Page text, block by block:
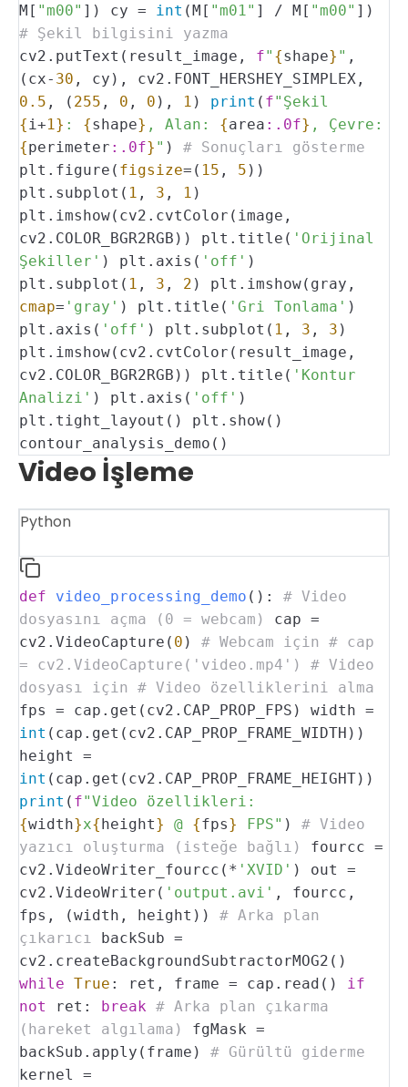
M[ "m00" ]) cy = int (M[ "m01" ] / M[ "m00" ])
# Şekil bilgisini yazma
cv2.putText(result_image, f" {shape} " ,
(cx- 30 , cy), cv2.FONT_HERSHEY_SIMPLEX,
0.5 , ( 255 , 0 , 0 ), 1 ) print ( f"Şekil
{ i+1} : {shape} , Alan: {area :.0f} , Çevre:
{perimeter :.0f} " )
# Sonuçları gösterme
plt.figure( figsize=( 15 , 5 ))
plt.subplot( 1 , 3 , 1 )
plt.imshow(cv2.cvtColor(image,
cv2.COLOR_BGR2RGB))
plt.title( 'Orijinal
Şekiller' ) plt.axis( 'off' )
plt.subplot( 1 , 3 , 2 )
plt.imshow(gray,
cmap= 'gray' ) plt.title( 'Gri Tonlama' )
plt.axis( 'off' ) plt.subplot( 1 , 3 , 3 )
plt.imshow(cv2.cvtColor(result_image,
cv2.COLOR_BGR2RGB))
plt.title( 'Kontur
Analizi' ) plt.axis( 'off' )
plt.tight_layout()
plt.show()
contour_analysis_demo()
Video İşleme
Python
def video_processing_demo ():
# Video
dosyasını açma (0 = webcam)
cap =
cv2.VideoCapture( 0 ) # Webcam için
# cap
= cv2.VideoCapture('video.mp4') # Video
dosyası için
# Video özelliklerini alma
fps = cap.get(cv2.CAP_PROP_FPS)
width =
int (cap.get(cv2.CAP_PROP_FRAME_WIDTH))
height =
int (cap.get(cv2.CAP_PROP_FRAME_HEIGHT))
print ( f"Video özellikleri:
{width}x{ height} @ {fps} FPS" )
# Video
yazıcı oluşturma (isteğe bağlı)
fourcc =
cv2.VideoWriter_fourcc(* 'XVID' )
out =
cv2.VideoWriter( 'output.avi' , fourcc,
fps, (width, height))
# Arka plan
çıkarıcı
backSub =
cv2.createBackgroundSubtractorMOG2()
while True : ret, frame = cap.read()
if
not
ret: break # Arka plan çıkarma
(hareket algılama)
fgMask =
backSub.apply(frame)
# Gürültü giderme
kernel =